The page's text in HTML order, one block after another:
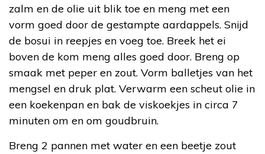
zalm en de olie uit blik toe en meng met een
vorm goed door de gestampte aardappels. Snijd
de bosui in reepjes en voeg toe. Breek het ei
boven de kom meng alles goed door. Breng op
smaak met peper en zout. Vorm balletjes van het
mengsel en druk plat. Verwarm een scheut olie in
een koekenpan en bak de viskoekjes in circa 7
minuten om en om goudbruin.
Breng 2 pannen met water en een beetje zout